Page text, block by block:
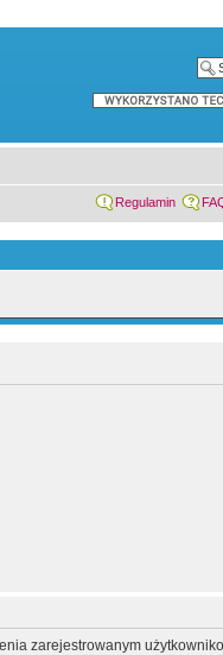
Regulamin
zarejestrowanym